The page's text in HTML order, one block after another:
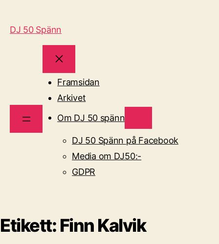
DJ 50 Spänn
Framsidan
Arkivet
Om DJ 50 spänn
DJ 50 Spänn på Facebook
Media om DJ50:-
GDPR
Etikett: Finn Kalvik